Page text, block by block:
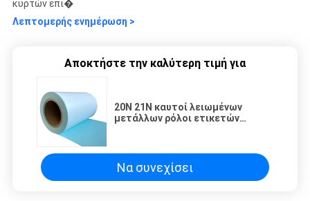
κυρτών επι�
Λεπτομερής ενημέρωση >
Αποκτήστε την καλύτερη τιμή για
20N 21N καυτοί λειωμένων
μετάλλων ρόλοι ετικετών
Να συνεχίσει